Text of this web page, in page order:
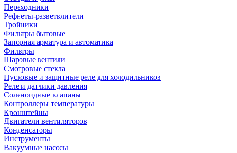
Переходники
Рефнеты-разветвлители
Тройники
Фильтры бытовые
Запорная арматура и автоматика
Фильтры
Шаровые вентили
Смотровые стекла
Пусковые и защитные реле для холодильников
Реле и датчики давления
Соленоидные клапаны
Контроллеры температуры
Кронштейны
Двигатели вентиляторов
Конденсаторы
Инструменты
Вакуумные насосы